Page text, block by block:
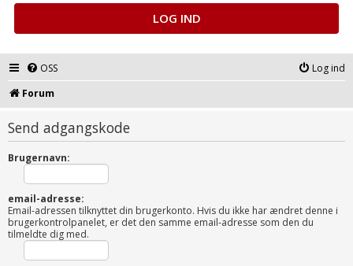
LOG IND
OSS
Log ind
Forum
Send adgangskode
Brugernavn:
email-adresse:
Email-adressen tilknyttet din brugerkonto. Hvis du ikke har ændret denne i
brugerkontrolpanelet, er det den samme email-adresse som den du
tilmeldte dig med.